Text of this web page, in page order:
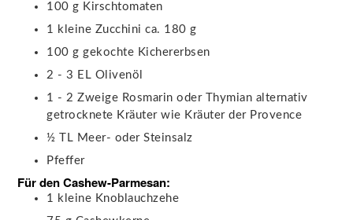
100 g Kirschtomaten
1 kleine Zucchini ca. 180 g
100 g gekochte Kichererbsen
2 - 3 EL Olivenöl
1 - 2 Zweige Rosmarin oder Thymian alternativ
getrocknete Kräuter wie Kräuter der Provence
½
TL Meer- oder Steinsalz
Pfeffer
Für den Cashew-Parmesan:
1 kleine Knoblauchzehe